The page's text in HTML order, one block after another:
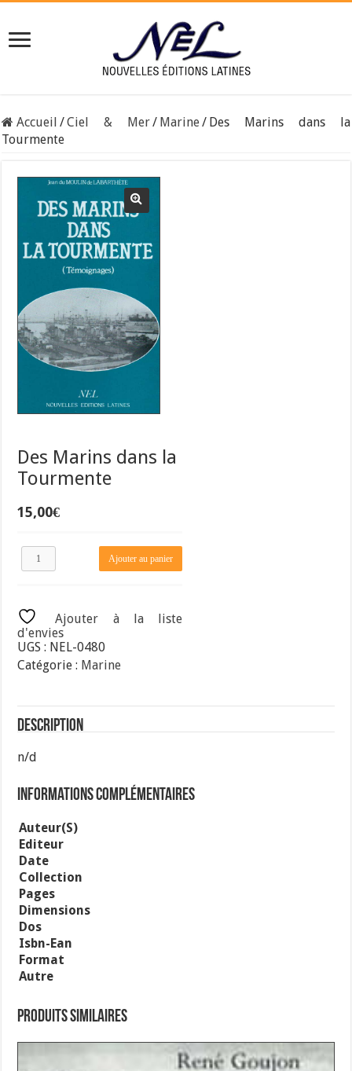
Accueil /Ciel & Mer/ Marine/ Des Marins dans la
Tourmente
Des Marins dans la
Tourmente
15,00€
quantité
de
dans
la
Tourmente
Ajouter au panier
Ajouter à la liste
d'envies
UGS : NEL-0480
Catégorie : Marine
Description
n/d
Informations complémentaires
Auteur(s)
Editeur
Date
Collection
Pages
Dimensions
Dos
Isbn-Ean
Format
Autre
Produits similaires